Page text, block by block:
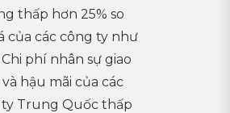
thấp hơn 25% so
của các công ty như
Chi phí nhân sự giao
hậu mãi của các
Trung Quốc thấp